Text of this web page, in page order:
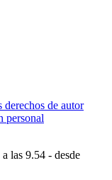
de autor
personal
las 9.54 - desde